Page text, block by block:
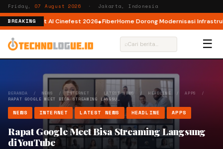
Friday, 07 August 2026 · Jakarta, Indonesia
BREAKING
AI lewat AI Cinefest 2026 FiberHome Dorong Modernisasi
⌕ ☰
BERANDA / NEWS /INTERNET / LATEST NEWS /HEADLINE /APPS
/
RAPAT GOOGLE MEET BISA STREAMING LANGSU…
NEWS INTERNET LATEST NEWS HEADLINE APPS
Rapat Google Meet Bisa Streaming Langsung
di YouTube